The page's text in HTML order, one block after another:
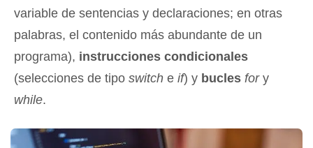
variable de sentencias y declaraciones; en otras
palabras, el contenido más abundante de un
programa), instrucciones condicionales
(selecciones de tipo switch e if) y bucles fory
while.